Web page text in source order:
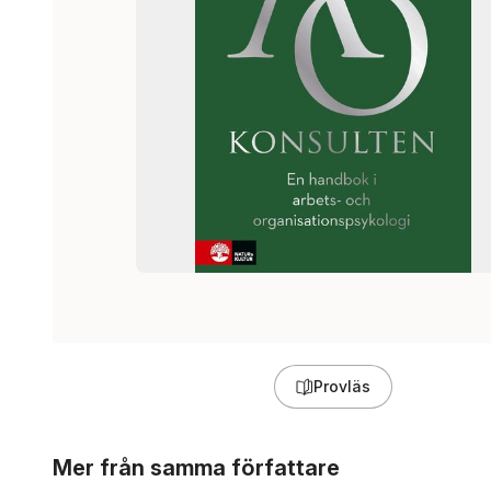
Provläs
Mer från samma författare